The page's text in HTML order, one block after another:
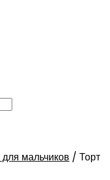
мальчиков / Торт